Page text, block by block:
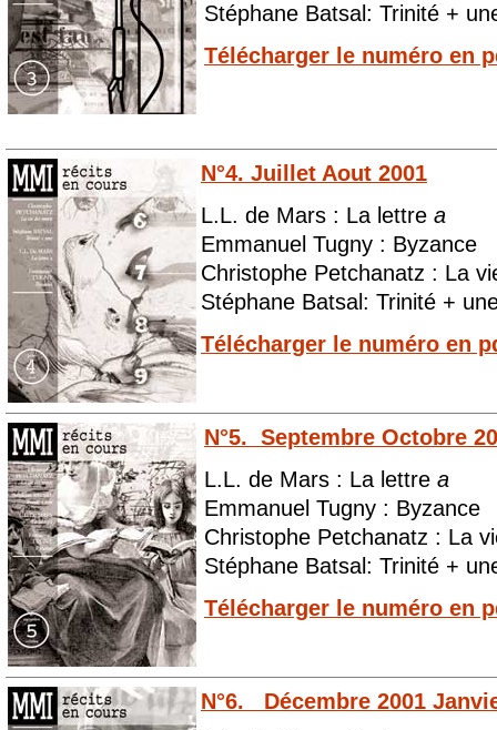
Stéphane Batsal: Trinité +
Télécharger le numéro en
N°4. Juillet Aout 2001
L.L. de Mars : La lettre a
Emmanuel Tugny : Byzance
Christophe Petchanatz : La
Stéphane Batsal: Trinité +
Télécharger le numéro en
N°5. Septembre Octobre
L.L. de Mars : La lettre a
Emmanuel Tugny : Byzance
Christophe Petchanatz : La
Stéphane Batsal: Trinité +
Télécharger le numéro en
N°6. Décembre 2001